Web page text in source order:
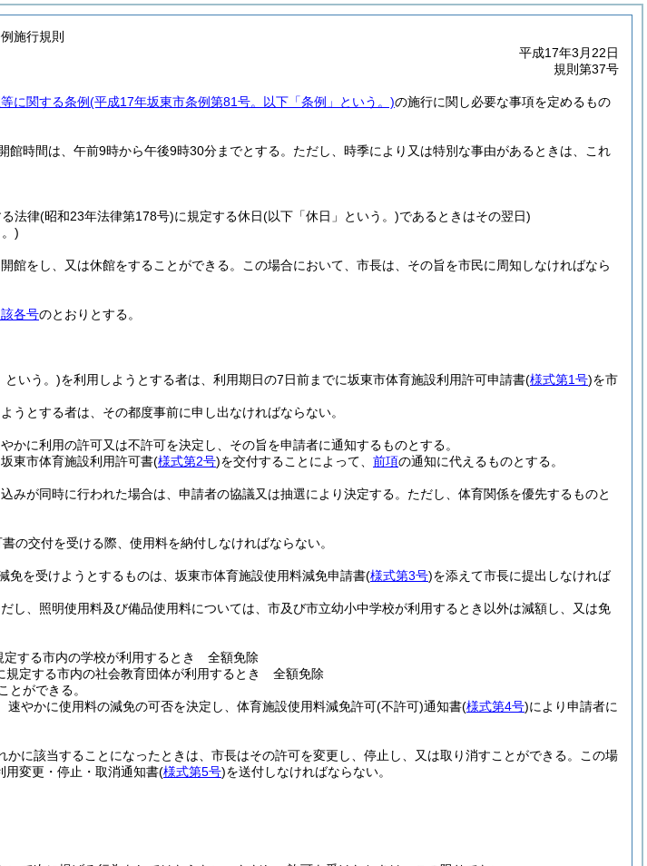
施行規則
平成17年3月22日
規則第37号
に関する条例(平成17年坂東市条例第81号。以下「条例」という。)の施行に関し必要な事項を定めるもの
館時間は、午前9時から午後9時30分までとする。 ただし、時季により又は特別な事由があるときは、これ
法律(昭和23年法律第178号)に規定する休日(以下「休日」という。)であるときはその翌日)
)
館をし、又は休館をすることができる。
この場合において、市長は、その旨を市民に周知しなければなら
各号のとおりとする。
という。)を利用しようとする者は、利用期日の7日前までに坂東市体育施設利用許可申請書(様式第1号)を市
うとする者は、その都度事前に申し出なければならない。
かに利用の許可又は不許可を決定し、その旨を申請者に通知するものとする。
東市体育施設利用許可書(様式第2号)を交付することによって、 前項の通知に代えるものとする。
みが同時に行われた場合は、申請者の協議又は抽選により決定する。 ただし、体育関係を優先するものと
の交付を受ける際、使用料を納付しなければならない。
免を受けようとするものは、坂東市体育施設使用料減免申請書(様式第3号)を添えて市長に提出しなければ
し、照明使用料及び備品使用料については、市及び市立幼小中学校が利用するとき以外は減額し、又は免
定する市内の学校が利用するとき 全額免除
規定する市内の社会教育団体が利用するとき 全額免除
とができる。
速やかに使用料の減免の可否を決定し、体育施設使用料減免許可(不許可)通知書(様式第4号)により申請者に
かに該当することになったときは、市長はその許可を変更し、停止し、又は取り消すことができる。
この場
用変更・停止・取消通知書(様式第5号)を送付しなければならない。